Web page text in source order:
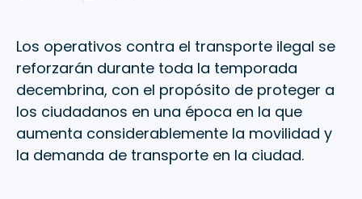
Los operativos contra el transporte ilegal se
reforzarán durante toda la temporada
decembrina, con el propósito de proteger a
los ciudadanos en una época en la que
aumenta considerablemente la movilidad y
la demanda de transporte en la ciudad.